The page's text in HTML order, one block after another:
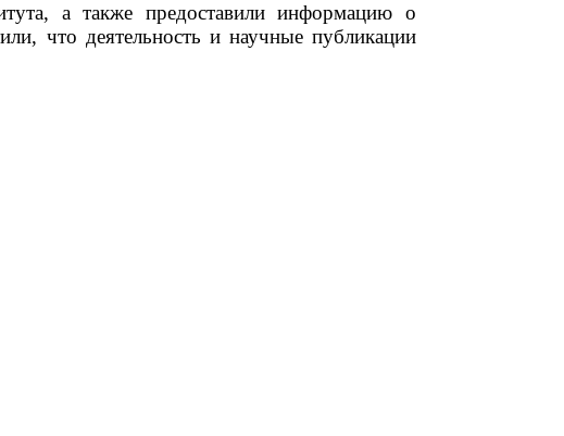
а также предоставили информацию о
что деятельность и научные публикации